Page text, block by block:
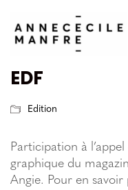
EDF
Edition
Participation à
graphique du
Angie. Pour en